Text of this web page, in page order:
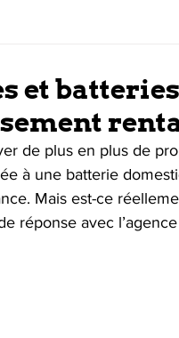
et batteries
de plus en plus de
à une batterie
Mais est-ce
réponse avec